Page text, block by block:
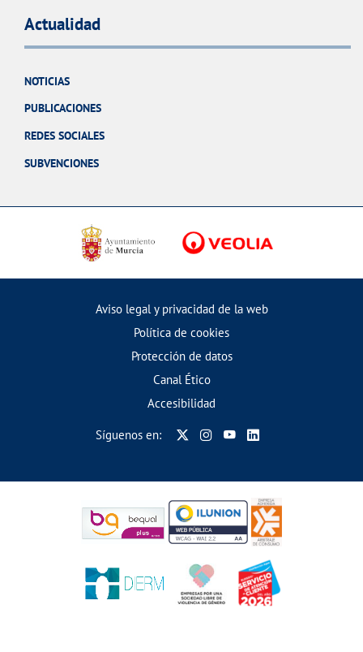
Actualidad
NOTICIAS
PUBLICACIONES
REDES SOCIALES
SUBVENCIONES
Aviso legal y privacidad de la web
Política de cookies
Protección de datos
Canal Ético
Accesibilidad
Síguenos en: